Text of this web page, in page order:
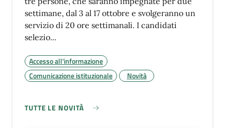
settimane, dal 3 al 17 ottobre e svolgeranno un
servizio di 20 ore settimanali. I candidati
selezio...
Accesso all'informazione
Comunicazione istituzionale
Novità
TUTTE LE NOVITÀ